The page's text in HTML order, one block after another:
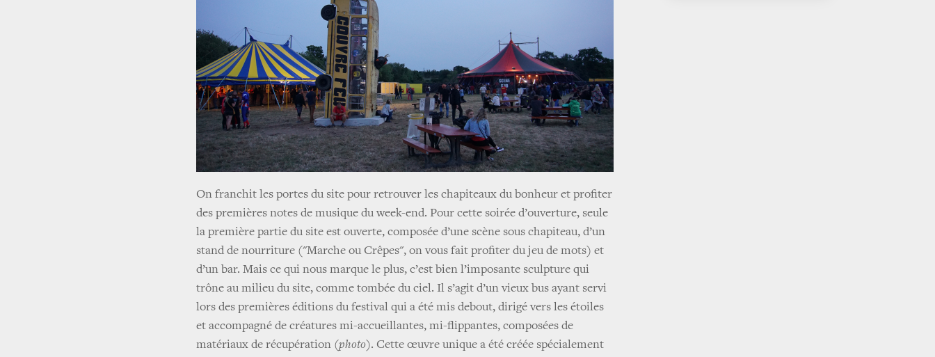
On franchit les portes du site pour retrouver les chapiteaux du bonheur et profiter
des premières notes de musique du week-end. Pour cette soirée d’ouverture, seule
la première partie du site est ouverte, composée d’une scène sous chapiteau, d’un
stand de nourriture ("Marche ou Crêpes", on vous fait profiter du jeu de mots) et
d’un bar. Mais ce qui nous marque le plus, c’est bien l’imposante sculpture qui
trône au milieu du site, comme tombée du ciel. Il s’agit d’un vieux bus ayant servi
lors des premières éditions du festival qui a été mis debout, dirigé vers les étoiles
et accompagné de créatures mi-accueillantes, mi-flippantes, composées de
matériaux de récupération (photo). Cette œuvre unique a été créée spécialement